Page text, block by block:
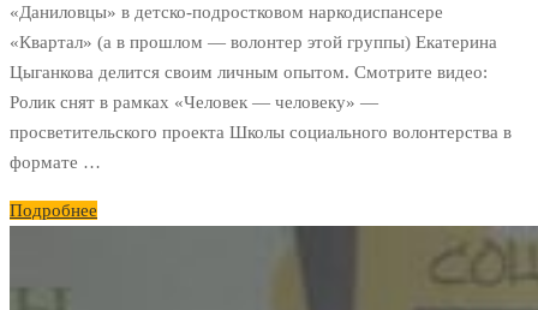
«Даниловцы» в детско-подростковом наркодиспансере
«Квартал» (а в прошлом — волонтер этой группы) Екатерина
Цыганкова делится своим личным опытом. Смотрите видео:
Ролик снят в рамках «Человек — человеку» —
просветительского проекта Школы социального волонтерства в
формате …
Подробнее